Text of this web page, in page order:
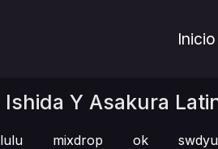
Inicio
Ishida Y Asakura
lulu mixdrop ok swdyu